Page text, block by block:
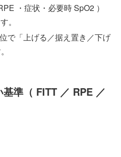
・症状・必要時 SpO2 ）
。
で「上げる／据え置き／下げ
準（ FITT ／ RPE ／